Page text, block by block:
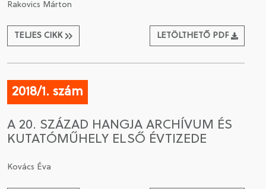
Rakovics Márton
TELJES CIKK LETÖLTHETŐ PDF
2018/1. szám
A 20. SZÁZAD HANGJA ARCHÍVUM ÉS
KUTATÓMŰHELY ELSŐ ÉVTIZEDE
Kovács Éva